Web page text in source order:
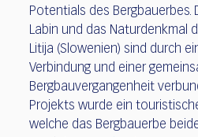
Potentials des Bergbauerbes.
Labin und das Naturdenkmal
Litija (Slowenien) sind durch
Verbindung und einer
Bergbauvergangenheit
Projekts wurde ein
welche das Bergbauerbe